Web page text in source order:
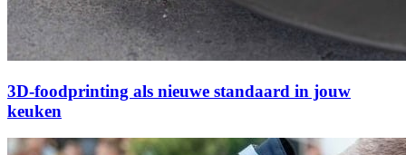
3D-foodprinting als nieuwe standaard in jouw
keuken